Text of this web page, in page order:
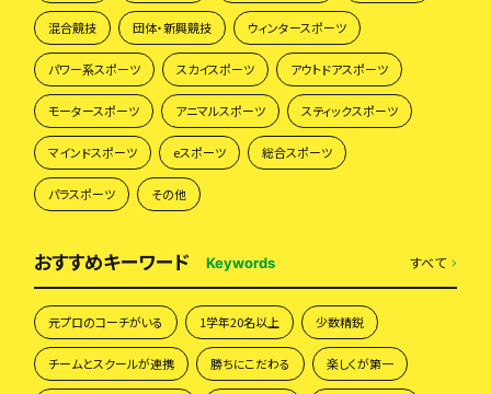
混合競技 団体・新興競技 ウィンタースポーツ
パワー系スポーツ スカイスポーツ アウトドアスポーツ
モータースポーツ アニマルスポーツ スティックスポーツ
マインドスポーツ eスポーツ 総合スポーツ
パラスポーツ その他
おすすめキーワード Keywords すべて
元プロのコーチがいる 1学年20名以上 少数精鋭
チームとスクールが連携 勝ちにこだわる 楽しくが第一